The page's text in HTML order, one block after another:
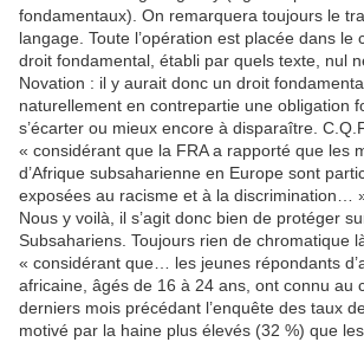
fondamentaux). On remarquera toujours le
langage. Toute l’opération est placée dans le
droit fondamental, établi par quels texte, nul
Novation : il y aurait donc un droit
naturellement en contrepartie une obligation
s’écarter ou mieux encore à disparaître.
« considérant que la FRA a rapporté que les
d’Afrique subsaharienne en Europe sont
exposées au racisme et à la discrimination…
Nous y voilà, il s’agit donc bien de protéger
Subsahariens. Toujours rien de chromatique
« considérant que… les jeunes répondants
africaine, âgés de 16 à 24 ans, ont connu au
derniers mois précédant l’enquête des taux
motivé par la haine plus élevés (32 %) que